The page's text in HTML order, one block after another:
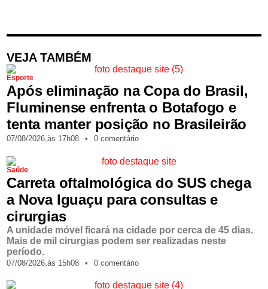
VEJA TAMBÉM
Esporte
Após eliminação na Copa do Brasil,
Fluminense enfrenta o Botafogo e
tenta manter posição no Brasileirão
07/08/2026,às 17h08 • 0 comentário
Saúde
Carreta oftalmológica do SUS chega
a Nova Iguaçu para consultas e
cirurgias
A unidade móvel ficará na cidade por cerca de 45 dias.
Mais de mil cirurgias podem ser realizadas neste
período.
07/08/2026,às 15h08 • 0 comentário